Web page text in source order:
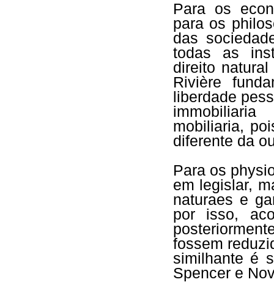
Para os
para os
das
todas as
direito
Rivière
liberdade
mobiliaria,
diferente da
Para os
em legislar,
naturaes e
por isso,
fossem
similhante é
Spencer e